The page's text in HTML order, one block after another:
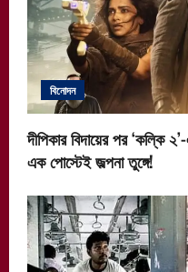
বিনোদন
দীপিকার বিদায়ের পর ‘কল্কি
এক পোস্টেই জল্পনা তুঙ্গে!